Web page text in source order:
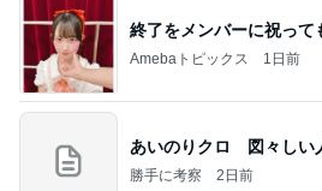
終了をメンバーに祝って
Amebaトピックス 1日前
あいのりクロ 図々しい
勝手に考察 2日前